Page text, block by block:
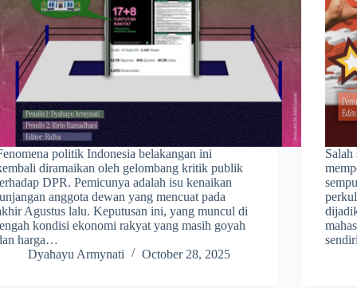
politik Indonesia belakangan ini
diramaikan oleh gelombang kritik publik
DPR. Pemicunya adalah isu kenaikan
anggota dewan yang mencuat pada
Agustus lalu. Keputusan ini, yang muncul di
kondisi ekonomi rakyat yang masih goyah
harga…
Dyahayu Armynati
October 28, 2025
Salah